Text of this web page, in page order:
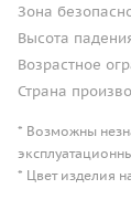
Зона
Высота
Возрастное
Страна
* Возможны
* Цвет изделия